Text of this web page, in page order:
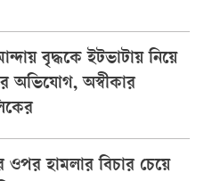
বৃদ্ধকে ইটভাটায় নিয়ে
অভিযোগ, অস্বীকার
ওপর হামলার বিচার চেয়ে